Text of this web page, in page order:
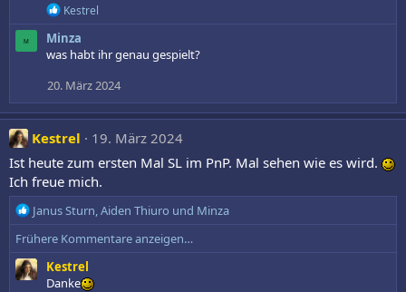
n
e
n
:
R
e
a
k
n
e
n
Kestrel
M
Minza
was habt ihr genau gespielt?
20. März 2024
Kestrel
19. März 2024
Ist heute zum ersten Mal SL im PnP. Mal sehen wie es wird.
Ich freue mich.
R
e
a
k
t
Janus Sturn,Aiden Thiuro und Minza
Frühere Kommentare anzeigen…
Kestrel
Danke